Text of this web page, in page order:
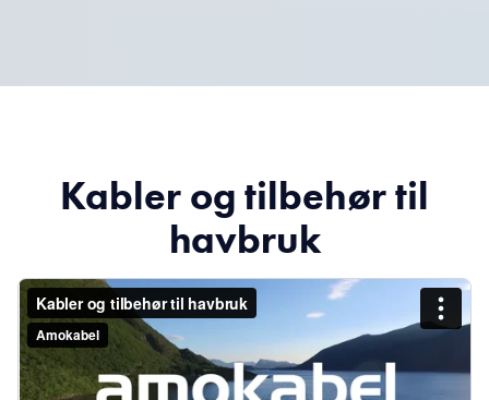
Kabler og tilbehør til
havbruk